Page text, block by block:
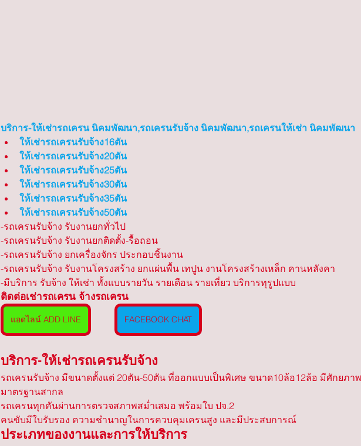
บริการ-ให้เช่ารถเครน นิคมพัฒนา,รถเครนรับจ้าง นิคมพัฒนา,รถเครนให้เช่า นิคมพัฒนา
ให้เช่ารถเครนรับจ้าง16ตัน
ให้เช่ารถเครนรับจ้าง20ตัน
ให้เช่ารถเครนรับจ้าง25ตัน
ให้เช่ารถเครนรับจ้าง30ตัน
ให้เช่ารถเครนรับจ้าง35ตัน
ให้เช่ารถเครนรับจ้าง50ตัน
-รถเครนรับจ้าง รับงานยกทั่วไป
-รถเครนรับจ้าง รับงานยกติดตั้ง-รื้อถอน
-รถเครนรับจ้าง ยกเครื่องจักร ประกอบชิ้นงาน
-รถเครนรับจ้าง รับงานโครงสร้าง ยกแผ่นพื้น เทปูน งานโครงสร้างเหล็ก คานหลังคา
-มีบริการ รับจ้าง ให้เช่า ทั้งแบบรายวัน รายเดือน รายเที่ยว บริการทุรูปแบบ
ติดต่อเช่ารถเครน จ้างรถเครน
แอดไลน์ ADD LINE FACEBOOK CHAT
บริการ-ให้เช่ารถเครนรับจ้าง
รถเครนรับจ้าง มีขนาดตั้งแต่ 20ตัน-50ตัน ที่ออกแบบเป็นพิเศษ ขนาด10ล้อ12ล้อ มีศักยภา
มาตรฐานสากล
รถเครนทุกคันผ่านการตรวจสภาพสม่ำเสมอ พร้อมใบ ปจ.2
คนขับมีใบรับรอง ความชำนาญในการควบคุมเครนสูง และมีประสบการณ์
ประเภทของงานและการให้บริการ